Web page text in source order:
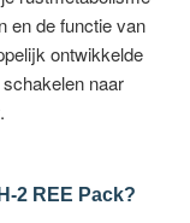
en de functie van
ontwikkelde
naar
2 REE Pack?